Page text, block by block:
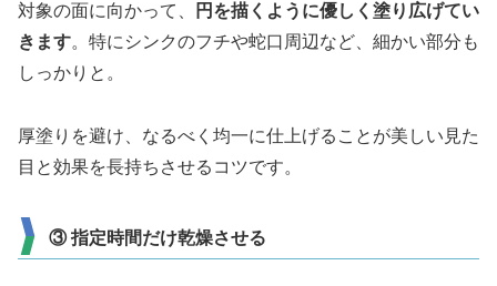
対象の面に向かって、
円を描くように優しく塗り広げてい
きます。特にシンクのフチや蛇口周辺など、細かい部分も
しっかりと。
厚塗りを避け、なるべく均一に仕上げることが美しい見た
目と効果を長持ちさせるコツです。
③ 指定時間だけ乾燥させる